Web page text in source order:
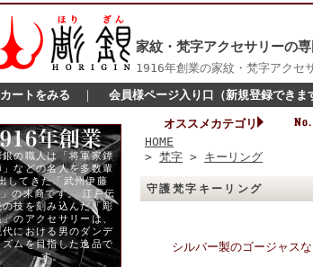
家紋・梵字アクセサリーの
1916年創業の家紋・梵字アクセ
カートをみる
｜ 会員様ページ入り口（新規登録できま
オススメカテゴリ
HOME
> 梵字 > キーリング
守護梵字キーリング
シルバー製のゴージャスな